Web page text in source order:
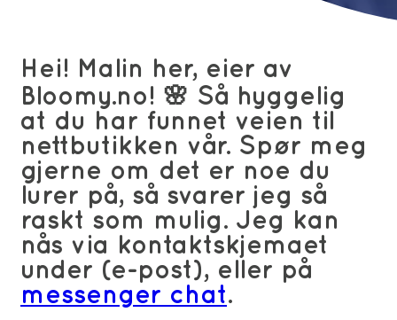
Hei! Malin her, eier av
Bloomy.no! 🌸 Så hyggelig
at du har funnet veien til
nettbutikken vår. Spør meg
gjerne om det er noe du
lurer på, så svarer jeg så
raskt som mulig. Jeg kan
nås via kontaktskjemaet
under (e-post), eller på
messenger chat.